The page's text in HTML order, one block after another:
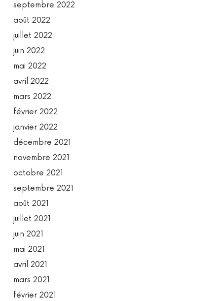
septembre 2022
août 2022
juillet 2022
juin 2022
mai 2022
avril 2022
mars 2022
février 2022
janvier 2022
décembre 2021
novembre 2021
octobre 2021
septembre 2021
août 2021
juillet 2021
juin 2021
mai 2021
avril 2021
mars 2021
février 2021